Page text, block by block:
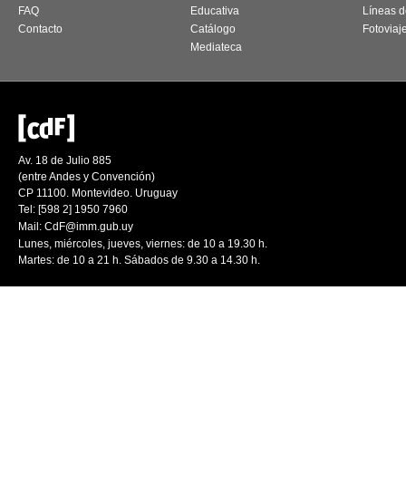
FAQ
Contacto
Educativa
Catálogo
Mediateca
Líneas
Av. 18 de Julio 885
(entre Andes y Convención)
CP 11100. Montevideo. Uruguay
Tel: [598 2] 1950 7960
Mail: CdF@imm.gub.uy
Lunes, miércoles, jueves, viernes: de 10 a 19.30 h.
Martes: de 10 a 21 h. Sábados de 9.30 a 14.30 h.